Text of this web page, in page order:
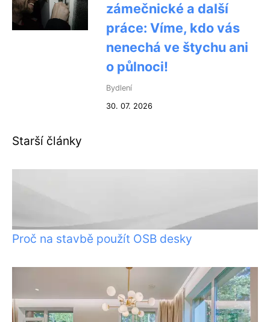
zámečnické a další
práce: Víme, kdo vás
nenechá ve štychu ani
o půlnoci!
Bydlení
30. 07. 2026
Starší články
Proč na stavbě použít OSB desky